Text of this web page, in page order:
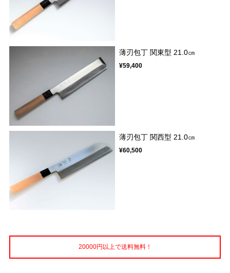
薄刃包丁 関東型 21.0㎝
¥59,400
薄刃包丁 関西型 21.0㎝
¥60,500
20000円以上で送料無料！